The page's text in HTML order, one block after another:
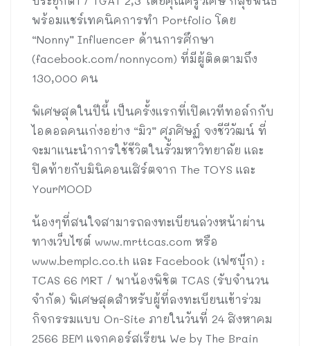
พร้อมแชร์เทคนิคการทำ Portfolio โดย
“Nonny” Influencer ด้านการศึกษา
(facebook.com/nonnycom) ที่มีผู้ติดตามถึง
130,000 คน
พิเศษสุดในปีนี้ เป็นครั้งแรกที่เปิดเวทีทอล์กกับ
ไอดอลคนเก่งอย่าง “มิว” ศุภศิษฏ์ จงชีวีวัฒน์ ที่
จะมาแนะนำการใช้ชีวิตในรั้วมหาวิทยาลัย และ
ปิดท้ายกับมินิคอนเสิร์ตจาก The TOYS และ
YourMOOD
น้องๆที่สนใจสามารถลงทะเบียนล่วงหน้าผ่าน
ทางเว็บไซต์ www.mrttcas.com หรือ
www.bemplc.co.th และ Facebook (เฟซบุ๊ก) :
TCAS 66 MRT / พาน้องพิชิต TCAS (รับจำนวน
จำกัด) พิเศษสุดสำหรับผู้ที่ลงทะเบียนเข้าร่วม
กิจกรรมแบบ On-Site ภายในวันที่ 24 สิงหาคม
2566 BEM แจกคอร์สเรียน We by The Brain